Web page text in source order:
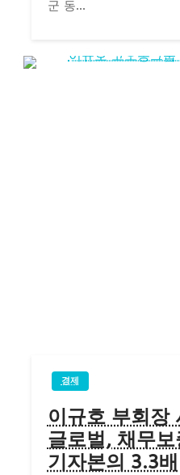
군 동...
경제
이규호 부회장
글로벌, 채무
기자본의 3.3배